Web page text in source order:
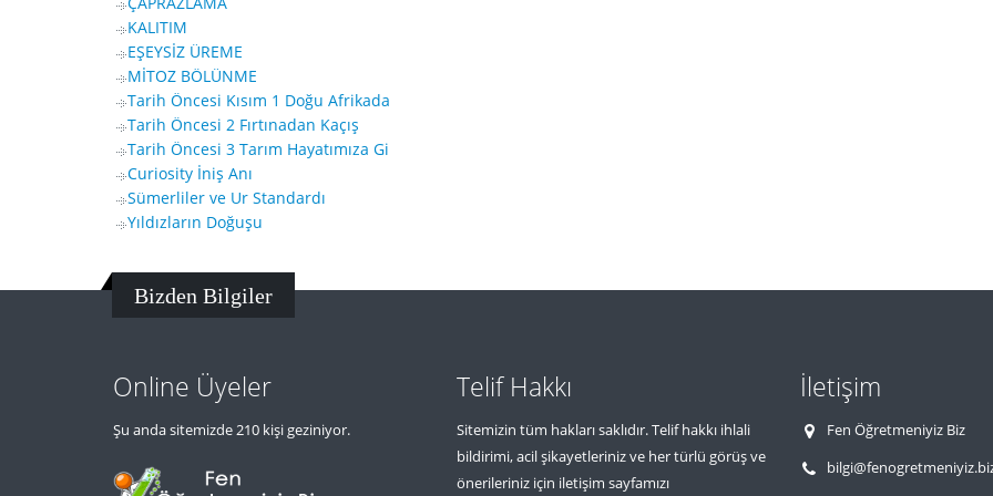
KALITIM
EŞEYSİZ ÜREME
MİTOZ BÖLÜNME
Tarih Öncesi Kısım 1 Doğu Afrikada
Tarih Öncesi 2 Fırtınadan Kaçış
Tarih Öncesi 3 Tarım Hayatımıza Gi
Curiosity İniş Anı
Sümerliler ve Ur Standardı
Yıldızların Doğuşu
Bizden Bilgiler
Online Üyeler
Şu anda sitemizde 210 kişi geziniyor.
Telif Hakkı
Sitemizin tüm hakları saklıdır. Telif hakkı ihlali
bildirimi, acil şikayetleriniz ve her türlü görüş ve
önerileriniz için iletişim sayfamızı
İletişim
Fen Öğretmeniyiz Biz